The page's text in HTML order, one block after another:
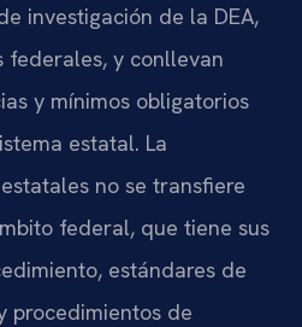
investigación de la DEA,
federales, y conllevan
y mínimos obligatorios
estatal. La
no se transfiere
federal, que tiene sus
estándares de
procedimientos de